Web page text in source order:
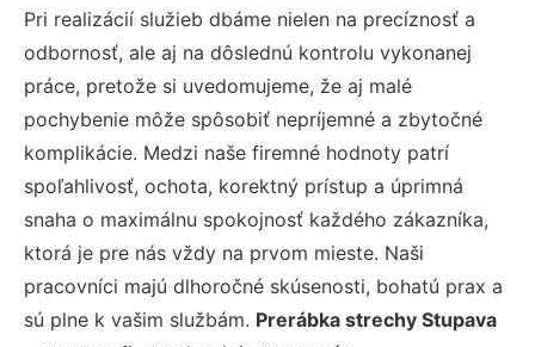
Pri realizácií služieb dbáme nielen na precíznosť a
odbornosť, ale aj na dôslednú kontrolu vykonanej
práce, pretože si uvedomujeme, že aj malé
pochybenie môže spôsobiť nepríjemné a zbytočné
komplikácie. Medzi naše firemné hodnoty patrí
spoľahlivosť, ochota, korektný prístup a úprimná
snaha o maximálnu spokojnosť každého zákazníka,
ktorá je pre nás vždy na prvom mieste. Naši
pracovníci majú dlhoročné skúsenosti, bohatú prax a
sú plne k vašim službám. Prerábka strechy Stupava